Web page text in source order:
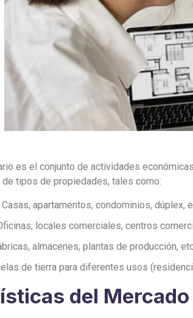
es el conjunto de actividades
de tipos de propiedades, tales como:
Casas, apartamentos, condominios, dúplex,
locales comerciales, centros
almacenes, plantas de producción,
de tierra para diferentes usos
del